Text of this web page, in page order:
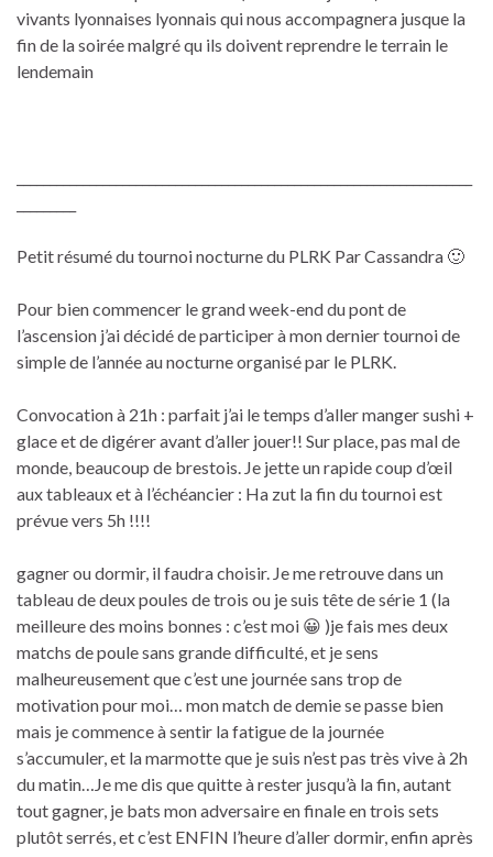
vivants lyonnaises lyonnais qui nous accompagnera jusque la
fin de la soirée malgré qu ils doivent reprendre le terrain le
lendemain
Petit résumé du tournoi nocturne du PLRK Par Cassandra 🙂
Pour bien commencer le grand week-end du pont de
l’ascension j’ai décidé de participer à mon dernier tournoi de
simple de l’année au nocturne organisé par le PLRK.
Convocation à 21h : parfait j’ai le temps d’aller manger sushi +
glace et de digérer avant d’aller jouer!! Sur place, pas mal de
monde, beaucoup de brestois. Je jette un rapide coup d’œil
aux tableaux et à l’échéancier : Ha zut la fin du tournoi est
prévue vers 5h !!!!
gagner ou dormir, il faudra choisir. Je me retrouve dans un
tableau de deux poules de trois ou je suis tête de série 1 (la
meilleure des moins bonnes : c’est moi 😀 )je fais mes deux
matchs de poule sans grande difficulté, et je sens
malheureusement que c’est une journée sans trop de
motivation pour moi… mon match de demie se passe bien
mais je commence à sentir la fatigue de la journée
s’accumuler, et la marmotte que je suis n’est pas très vive à 2h
du matin…Je me dis que quitte à rester jusqu’à la fin, autant
tout gagner, je bats mon adversaire en finale en trois sets
plutôt serrés, et c’est ENFIN l’heure d’aller dormir, enfin après